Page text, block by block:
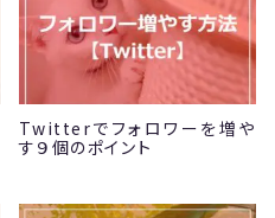
Twitterでフォロワーを増や
す９個のポイント